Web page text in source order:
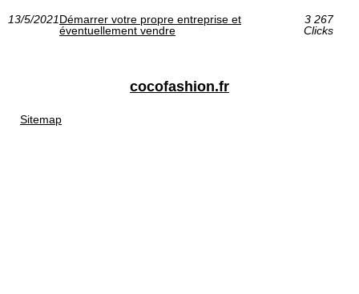
13/5/2021Démarrer votre propre entreprise et
éventuellement vendre
3 267
Clicks
cocofashion.fr
Sitemap